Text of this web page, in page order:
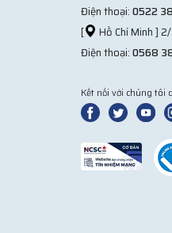
Điện thoại:0522
[
Hồ Chí Minh ]
Điện thoại:0568
Kết nối với chúng tôi